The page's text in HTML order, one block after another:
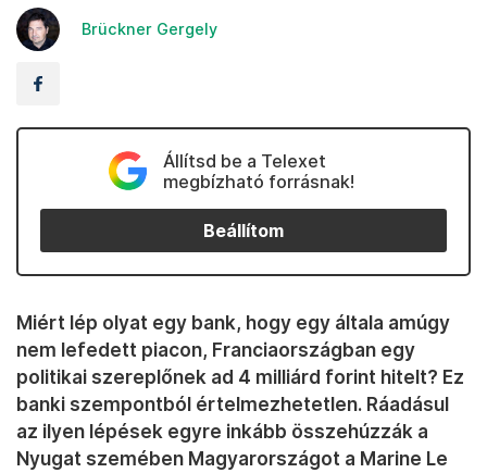
Brückner Gergely
Állítsd be a Telexet
megbízható forrásnak!
Beállítom
Miért lép olyat egy bank, hogy egy általa amúgy
nem lefedett piacon, Franciaországban egy
politikai szereplőnek ad 4 milliárd forint hitelt? Ez
banki szempontból értelmezhetetlen. Ráadásul
az ilyen lépések egyre inkább összehúzzák a
Nyugat szemében Magyarországot a Marine Le